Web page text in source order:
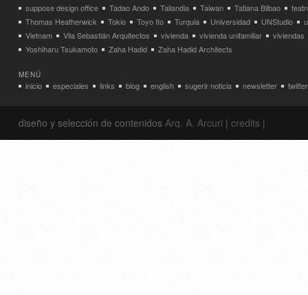
suppose design office
Tadao Ando Tailandia Taiwan Tatiana Bilbao
Thomas Heatherwick
Tokio Toyo Ito Turquia Universidad UNStudio
Vietnam
Vila Sebastián Arquitectos vivienda vivienda unifamiliar
viviendas
Yoshiharu Tsukamoto
Zaha Hadid Zaha Hadid Architects
MENÚ
inicio especiales links blog english sugerir noticia newsletter twitter
diseño y selección de contenidos Arq. A. Arcuri | credits |